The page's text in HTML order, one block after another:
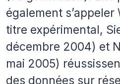
également s’appeler
titre expérimental,
décembre 2004) et
mai 2005)
des données sur